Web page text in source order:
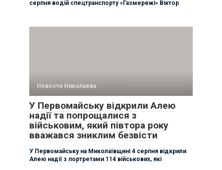
серпня водій спецтранспорту «Газмережі» Віктор
Новости Николаева
У Первомайську відкрили Алею
надії та попрощалися з
військовим, який півтора року
вважався зниклим безвісти
У Первомайську на Миколаївщині 4 серпня відкрили
Алею надії з портретами 114 військових, які